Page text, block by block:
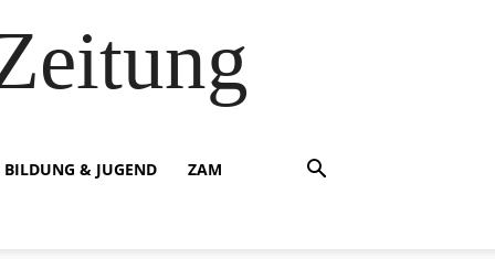
BILDUNG & JUGEND ZAM